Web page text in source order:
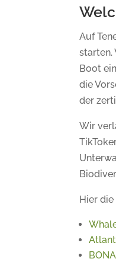
Auf
starten.
Boot
die
der
Wir
Hier